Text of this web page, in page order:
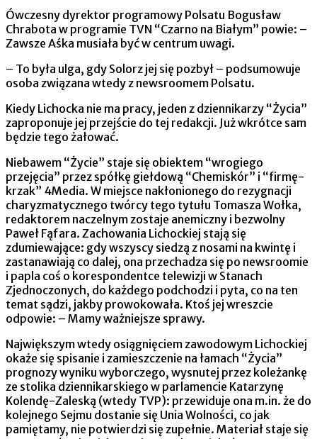
Ówczesny dyrektor programowy Polsatu Bogusław
Chrabota w programie TVN “Czarno na Białym” powie: –
Zawsze Aśka musiała być w centrum uwagi.
– To była ulga, gdy Solorz jej się pozbył – podsumowuje
osoba związana wtedy z newsroomem Polsatu.
Kiedy Lichocka nie ma pracy, jeden z dziennikarzy “Życia”
zaproponuje jej przejście do tej redakcji. Już wkrótce sam
będzie tego żałować.
Niebawem “Życie” staje się obiektem “wrogiego
przejęcia” przez spółkę giełdową “Chemiskór” i “firmę-
krzak” 4Media. W miejsce nakłonionego do rezygnacji
charyzmatycznego twórcy tego tytułu Tomasza Wołka,
redaktorem naczelnym zostaje anemiczny i bezwolny
Paweł Fąfara. Zachowania Lichockiej stają się
zdumiewające: gdy wszyscy siedzą z nosami na kwintę i
zastanawiają co dalej, ona przechadza się po newsroomie
i papla coś o korespondentce telewizji w Stanach
Zjednoczonych, do każdego podchodzi i pyta, co na ten
temat sądzi, jakby prowokowała. Ktoś jej wreszcie
odpowie: – Mamy ważniejsze sprawy.
Największym wtedy osiągnięciem zawodowym Lichockiej
okaże się spisanie i zamieszczenie na łamach “Życia”
prognozy wyniku wyborczego, wysnutej przez koleżankę
ze stolika dziennikarskiego w parlamencie Katarzynę
Kolendę-Zaleską (wtedy TVP): przewiduje ona m.in. że do
kolejnego Sejmu dostanie się Unia Wolności, co jak
pamiętamy, nie potwierdzi się zupełnie. Materiał staje się